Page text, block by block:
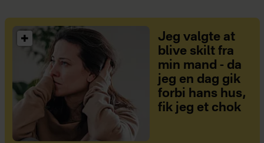
Jeg valgte at
blive skilt fra
min mand - da
jeg en dag gik
forbi hans hus,
fik jeg et chok